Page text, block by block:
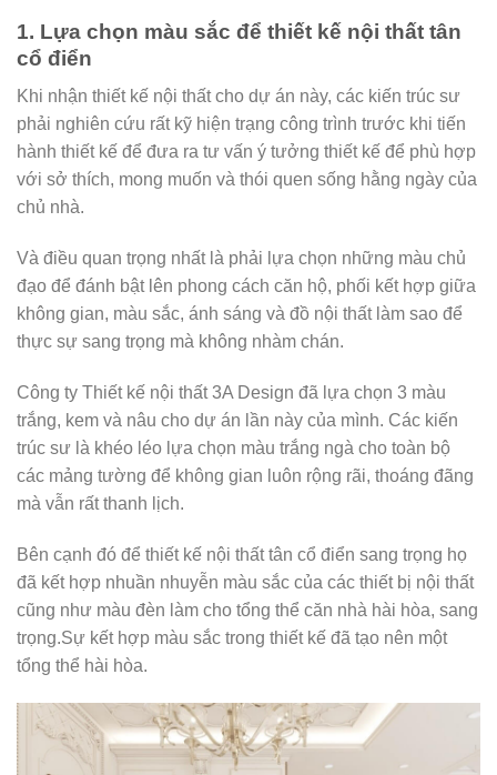
1. Lựa chọn màu sắc để thiết kế nội thất tân
cổ điển
Khi nhận thiết kế nội thất cho dự án này, các kiến trúc sư
phải nghiên cứu rất kỹ hiện trạng công trình trước khi tiến
hành thiết kế để đưa ra tư vấn ý tưởng thiết kế để phù hợp
với sở thích, mong muốn và thói quen sống hằng ngày của
chủ nhà.
Và điều quan trọng nhất là phải lựa chọn những màu chủ
đạo để đánh bật lên phong cách căn hộ, phối kết hợp giữa
không gian, màu sắc, ánh sáng và đồ nội thất làm sao để
thực sự sang trọng mà không nhàm chán.
Công ty Thiết kế nội thất 3A Design đã lựa chọn 3 màu
trắng, kem và nâu cho dự án lần này của mình. Các kiến
trúc sư là khéo léo lựa chọn màu trắng ngà cho toàn bộ
các mảng tường để không gian luôn rộng rãi, thoáng đãng
mà vẫn rất thanh lịch.
Bên cạnh đó để thiết kế nội thất tân cổ điển sang trọng họ
đã kết hợp nhuần nhuyễn màu sắc của các thiết bị nội thất
cũng như màu đèn làm cho tổng thể căn nhà hài hòa, sang
trọng.Sự kết hợp màu sắc trong thiết kế đã tạo nên một
tổng thể hài hòa.